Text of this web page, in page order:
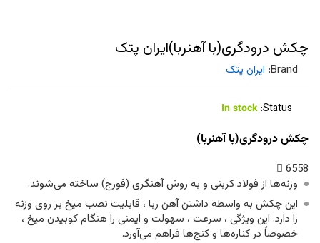
چکش درودگری(با آهنربا)ایران پتک
Brand: ایران پتک
Status:
In stock
چکش درودگری(با آهنربا)
6558
وزنه‌ها از فولاد کربنی و به روش آهنگری (فورج) ساخته می‌شوند.
این چکش به واسطه داشتن آهن ربا ، قابلیت نصب میخ بر روی وزنه
را دارد. این ویژگی ، سرعت ، سهولت و ایمنی را هنگام کوبیدن میخ ،
خصوصاً در کناره‌ها و کنج‌ها فراهم می‌آورد.